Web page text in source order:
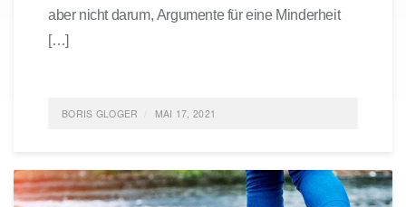
aber nicht darum, Argumente für eine Minderheit
[…]
BORIS GLOGER MAI 17, 2021
LEARNING,LIFE0 COMMENTS